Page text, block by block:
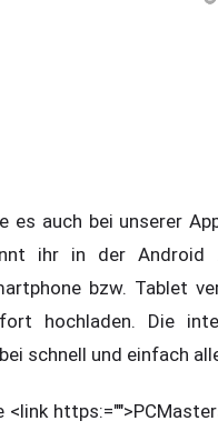
es auch bei unserer
ihr in der Android
bzw. Tablet
hochladen. Die
schnell und einfach
<link